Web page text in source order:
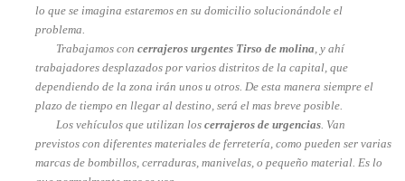
lo que se imagina estaremos en su domicilio solucionándole el
problema.
Trabajamos concerrajeros urgentes Tirso de molina, y ahí
trabajadores desplazados por varios distritos de la capital, que
dependiendo de la zona irán unos u otros. De esta manera siempre el
plazo de tiempo en llegar al destino, será el mas breve posible.
Los vehículos que utilizan loscerrajeros de urgencias. Van
previstos con diferentes materiales de ferretería, como pueden ser varias
marcas de bombillos, cerraduras, manivelas, o pequeño material. Es lo